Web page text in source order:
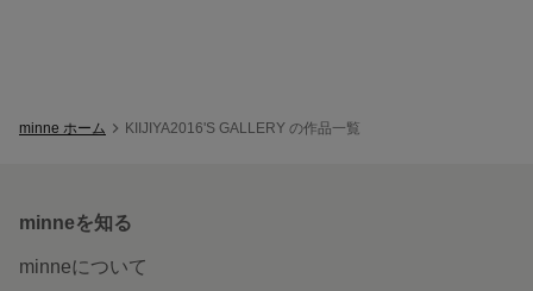
minne ホーム KIIJIYA2016'S GALLERY の作品一覧
minneを知る
minneについて